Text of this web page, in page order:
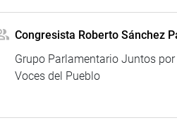
Congresista Roberto Sánchez
Grupo Parlamentario Juntos por
Voces del Pueblo